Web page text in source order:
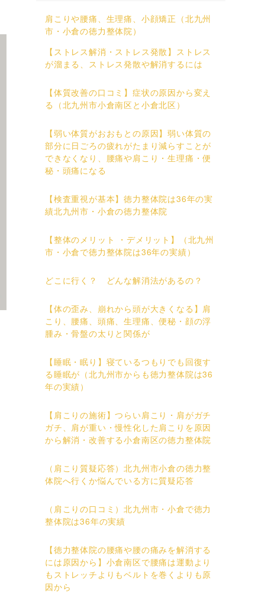
肩こりや腰痛、生理痛、小顔矯正（北九州
市・小倉の徳力整体院）
【ストレス解消・ストレス発散】ストレス
が溜まる、ストレス発散や解消するには
【体質改善の口コミ】症状の原因から変え
る（北九州市小倉南区と小倉北区）
【弱い体質がおおもとの原因】弱い体質の
部分に日ごろの疲れがたまり減らすことが
できなくなり、腰痛や肩こり・生理痛・便
秘・頭痛になる
【検査重視が基本】徳力整体院は36年の実
績北九州市・小倉の徳力整体院
【整体のメリット ・デメリット】（北九州
市・小倉で徳力整体院は36年の実績）
どこに行く？ どんな解消法があるの？
【体の歪み、崩れから頭が大きくなる】肩
こり、腰痛、頭痛、生理痛、便秘・顔の浮
腫み・骨盤の太りと関係が
【睡眠・眠り】寝ているつもりでも回復す
る睡眠が（北九州市からも徳力整体院は36
年の実績）
【肩こりの施術】つらい肩こり・肩がガチ
ガチ、肩が重い・慢性化した肩こりを原因
から解消・改善する小倉南区の徳力整体院
（肩こり質疑応答）北九州市小倉の徳力整
体院へ行くか悩んでいる方に質疑応答
（肩こりの口コミ）北九州市・小倉で徳力
整体院は36年の実績
【徳力整体院の腰痛や腰の痛みを解消する
には原因から】小倉南区で腰痛は運動より
もストレッチよりもベルトを巻くよりも原
因から